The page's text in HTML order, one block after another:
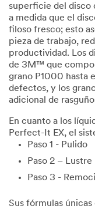
superficie del disco
a medida que el
filoso fresco; esto
pieza de trabajo,
productividad. Los
de 3M™ que
grano P1000 hasta
defectos, y los
adicional de
En cuanto a los
Perfect-It EX, el
Paso 1 - Pulido
Paso 2 – Lustre
Paso 3 -
Sus fórmulas